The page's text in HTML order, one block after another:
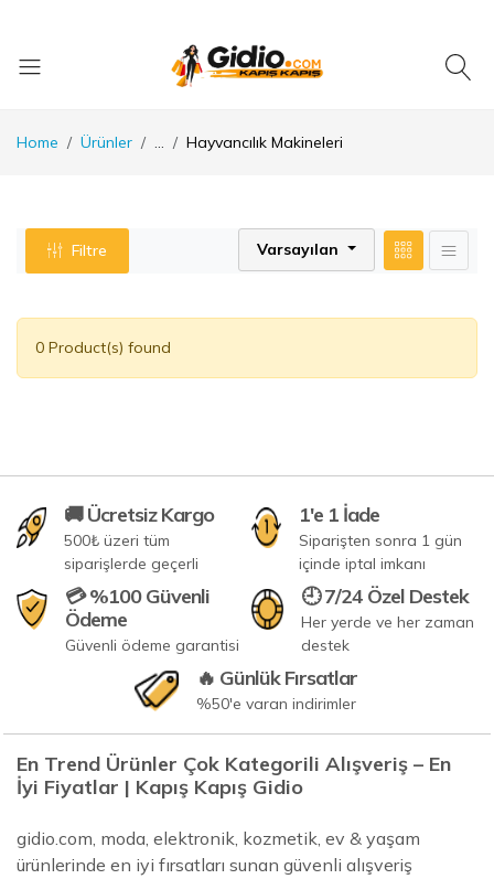
Home Ürünler ... Hayvancılık Makineleri
Filtre Varsayılan
0 Product(s) found
🚚 Ücretsiz Kargo
500₺ üzeri tüm
siparişlerde geçerli
1'e 1 İade
Siparişten sonra 1 gün
içinde iptal imkanı
💳 %100 Güvenli
Ödeme
Güvenli ödeme garantisi
🕘 7/24 Özel Destek
Her yerde ve her zaman
destek
🔥 Günlük Fırsatlar
%50'e varan indirimler
En Trend Ürünler Çok Kategorili Alışveriş – En
İyi Fiyatlar | Kapış Kapış Gidio
gidio.com, moda, elektronik, kozmetik, ev & yaşam
ürünlerinde en iyi fırsatları sunan güvenli alışveriş